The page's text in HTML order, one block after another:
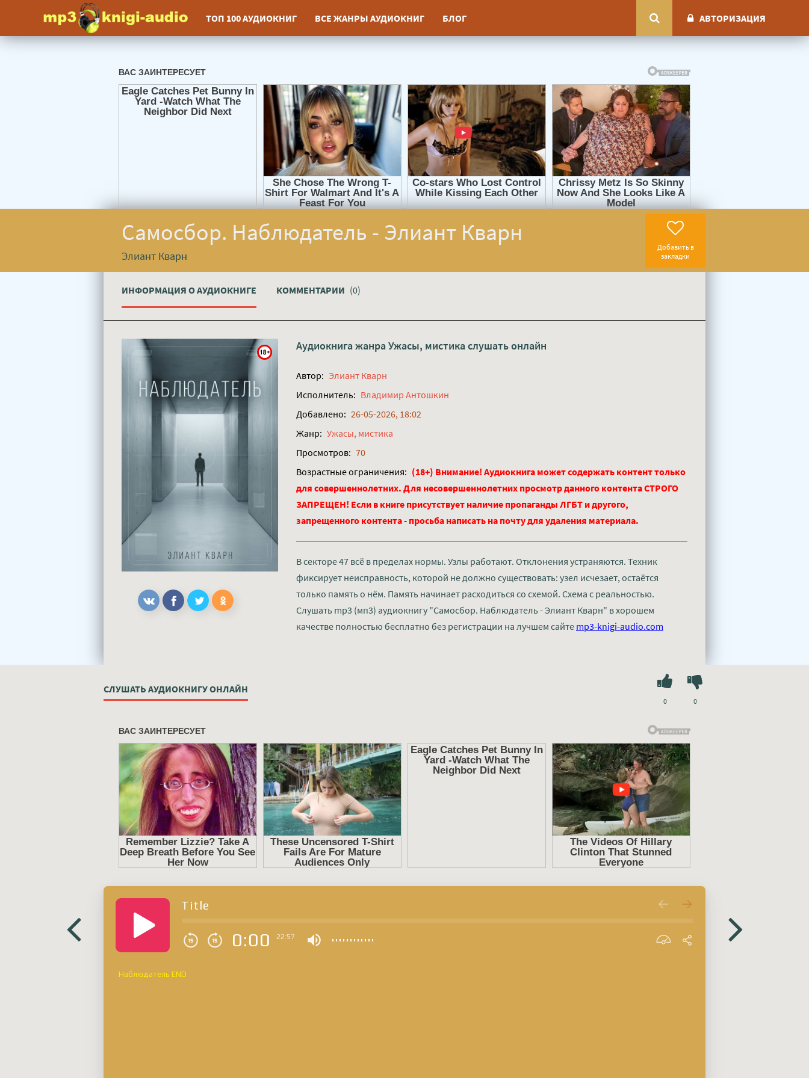
ТОП 100 АУДИОКНИГ ВСЕ ЖАНРЫ АУДИОКНИГ БЛОГ АВТОРИЗАЦИЯ
Самосбор. Наблюдатель - Элиант Кварн
Элиант Кварн
Добавить в
закладки
ИНФОРМАЦИЯ О АУДИОКНИГЕ КОММЕНТАРИИ (0)
Аудиокнига жанра Ужасы, мистика слушать онлайн
Автор: Элиант Кварн
Исполнитель: Владимир Антошкин
Добавлено: 26-05-2026, 18:02
Жанр: Ужасы, мистика
Просмотров: 70
Возрастные ограничения: (18+) Внимание! Аудиокнига может содержать контент только
для совершеннолетних. Для несовершеннолетних просмотр данного контента СТРОГО
ЗАПРЕЩЕН! Если в книге присутствует наличие пропаганды ЛГБТ и другого,
запрещенного контента - просьба написать на почту для удаления материала.
В секторе 47 всё в пределах нормы. Узлы работают. Отклонения устраняются. Техник
фиксирует неисправность, которой не должно существовать: узел исчезает, остаётся
только память о нём. Память начинает расходиться со схемой. Схема с реальностью.
Слушать mp3 (мп3) аудиокнигу "Самосбор. Наблюдатель - Элиант Кварн" в хорошем
качестве полностью бесплатно без регистрации на лучшем сайте mp3-knigi-audio.com
СЛУШАТЬ АУДИОКНИГУ ОНЛАЙН
0 0
Title
0:00 22:57
Наблюдатель END